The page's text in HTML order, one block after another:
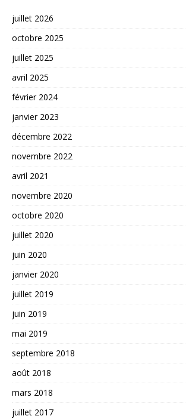
juillet 2026
octobre 2025
juillet 2025
avril 2025
février 2024
janvier 2023
décembre 2022
novembre 2022
avril 2021
novembre 2020
octobre 2020
juillet 2020
juin 2020
janvier 2020
juillet 2019
juin 2019
mai 2019
septembre 2018
août 2018
mars 2018
juillet 2017